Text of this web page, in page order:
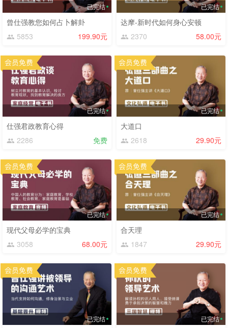
已完结
曾仕强教您如何占卜解卦
5853
199.90元
已完结
达摩-新时代如何身心安顿
2370
58.00元
已完结
仕强君政教育心得
2286
免费
已完结
大道口
2618
29.90元
已完结
现代父母必学的宝典
3058
68.00元
已完结
合天理
1847
29.90元
已完结 已完结